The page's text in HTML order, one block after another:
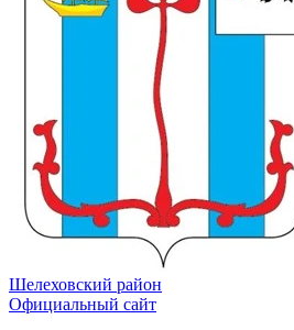
Шелеховский район
Официальный сайт